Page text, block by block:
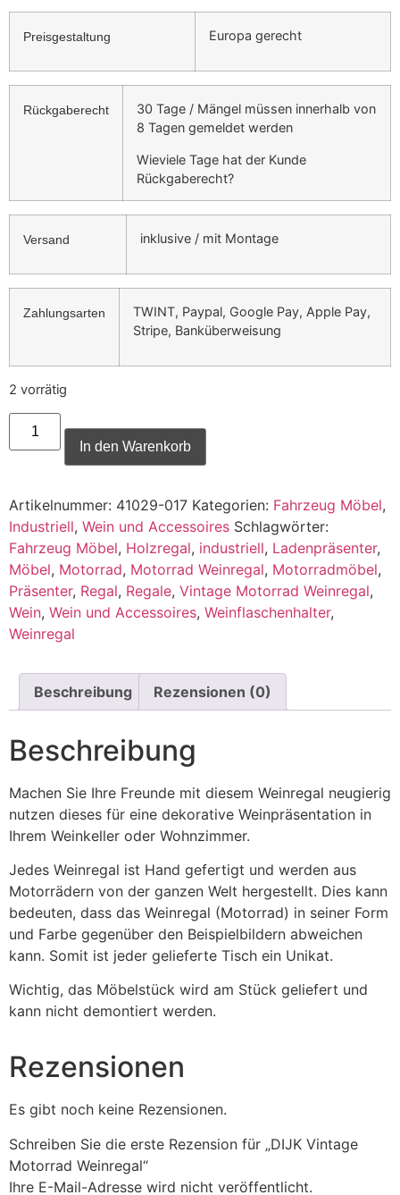
Preisgestaltung Europa gerecht
Rückgaberecht
30 Tage / Mängel müssen innerhalb von
8 Tagen gemeldet werden
Wieviele Tage hat der Kunde
Rückgaberecht?
Versand inklusive / mit Montage
Zahlungsarten
TWINT, Paypal, Google Pay, Apple Pay,
Stripe, Banküberweisung
2 vorrätig
In den Warenkorb
Artikelnummer: 41029-017 Kategorien: Fahrzeug Möbel,
Industriell, Wein und Accessoires Schlagwörter:
Fahrzeug Möbel, Holzregal, industriell, Ladenpräsenter,
Möbel, Motorrad, Motorrad Weinregal, Motorradmöbel,
Präsenter, Regal, Regale, Vintage Motorrad Weinregal,
Wein, Wein und Accessoires, Weinflaschenhalter,
Weinregal
Beschreibung Rezensionen (0)
Beschreibung
Machen Sie Ihre Freunde mit diesem Weinregal neugierig
nutzen dieses für eine dekorative Weinpräsentation in
Ihrem Weinkeller oder Wohnzimmer.
Jedes Weinregal ist Hand gefertigt und werden aus
Motorrädern von der ganzen Welt hergestellt. Dies kann
bedeuten, dass das Weinregal (Motorrad) in seiner Form
und Farbe gegenüber den Beispielbildern abweichen
kann. Somit ist jeder gelieferte Tisch ein Unikat.
Wichtig, das Möbelstück wird am Stück geliefert und
kann nicht demontiert werden.
Rezensionen
Es gibt noch keine Rezensionen.
Schreiben Sie die erste Rezension für „DIJK Vintage
Motorrad Weinregal“
Ihre E-Mail-Adresse wird nicht veröffentlicht.